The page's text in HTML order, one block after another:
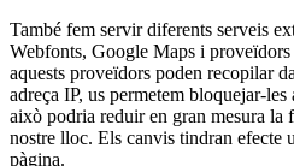
També fem servir diferents serveis
Webfonts, Google Maps i
aquests proveïdors poden recopilar
adreça IP, us permetem bloquejar-
això podria reduir en gran mesura la
nostre lloc. Els canvis tindran efecte
pàgina.